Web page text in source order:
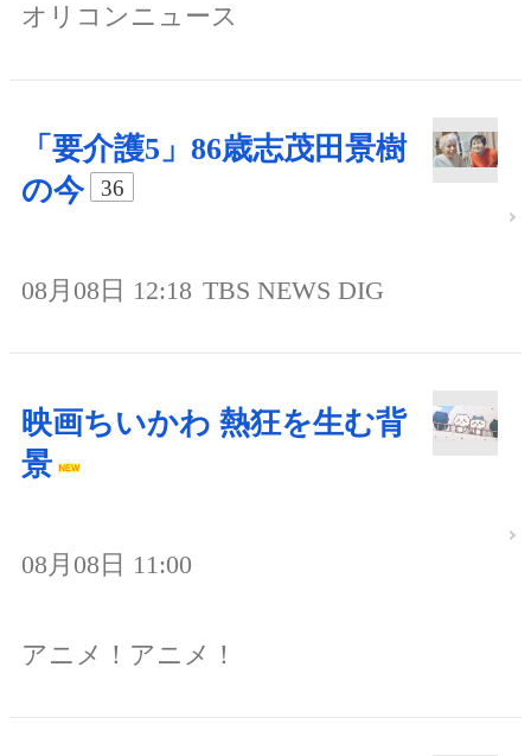
オリコンニュース
「要介護5」86歳志茂田景樹
の今
36
08月08日 12:18 TBS NEWS DIG
映画ちいかわ 熱狂を生む背
景
08月08日 11:00
アニメ！アニメ！